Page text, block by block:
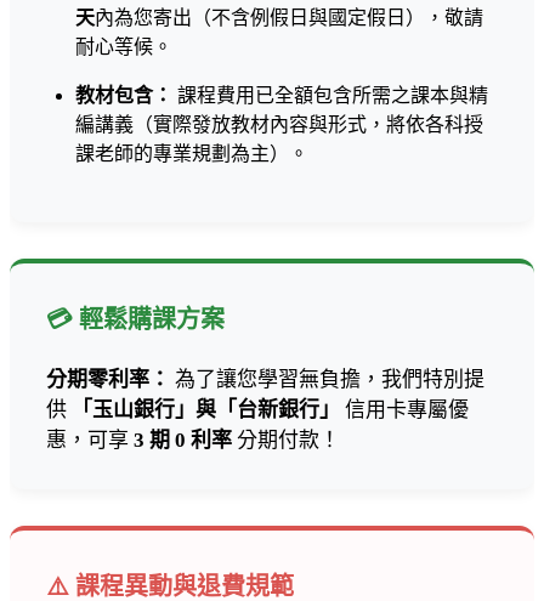
天內為您寄出（不含例假日與國定假日），敬請
耐心等候。
教材包含： 課程費用已全額包含所需之課本與精
編講義（實際發放教材內容與形式，將依各科授
課老師的專業規劃為主）。
💳 輕鬆購課方案
分期零利率： 為了讓您學習無負擔，我們特別提
供
「玉山銀行」與「台新銀行」
信用卡專屬優
惠，可享 3 期 0 利率 分期付款！
⚠️ 課程異動與退費規範